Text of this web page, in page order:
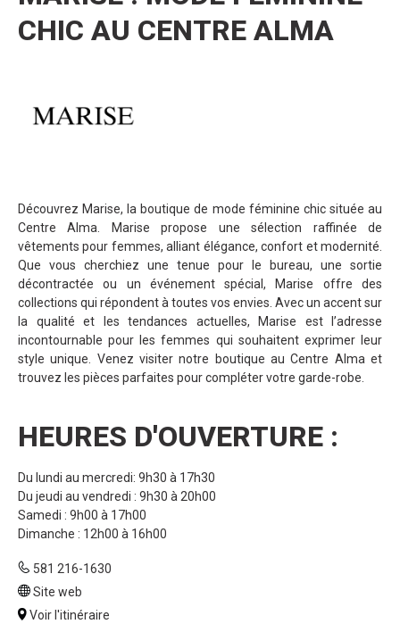
CHIC AU CENTRE ALMA
Découvrez Marise, la boutique de mode féminine chic située au
Centre Alma. Marise propose une sélection raffinée de
vêtements pour femmes, alliant élégance, confort et modernité.
Que vous cherchiez une tenue pour le bureau, une sortie
décontractée ou un événement spécial, Marise offre des
collections qui répondent à toutes vos envies. Avec un accent sur
la qualité et les tendances actuelles, Marise est l’adresse
incontournable pour les femmes qui souhaitent exprimer leur
style unique. Venez visiter notre boutique au Centre Alma et
trouvez les pièces parfaites pour compléter votre garde-robe.
HEURES D'OUVERTURE :
Du lundi au mercredi: 9h30 à 17h30
Du jeudi au vendredi : 9h30 à 20h00
Samedi : 9h00 à 17h00
Dimanche : 12h00 à 16h00
581 216-1630
Site web
Voir l'itinéraire